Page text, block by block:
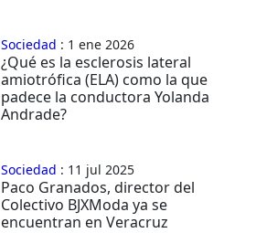
Sociedad : 1 ene 2026
¿Qué es la esclerosis lateral
amiotrófica (ELA) como la que
padece la conductora Yolanda
Andrade?
Sociedad : 11 jul 2025
Paco Granados, director del
Colectivo BJXModa ya se
encuentran en Veracruz